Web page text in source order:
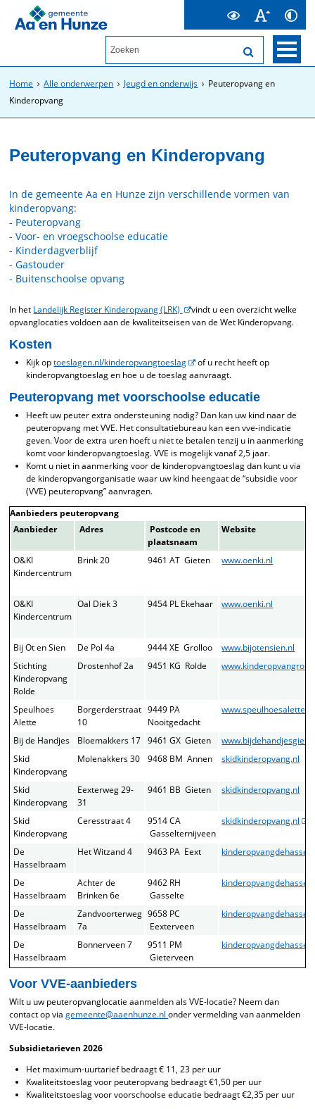
Home Alle onderwerpen Jeugd en onderwijs
Peuteropvang en
Kinderopvang
Peuteropvang en Kinderopvang
In de gemeente Aa en Hunze zijn verschillende vormen van
kinderopvang:
- Peuteropvang
- Voor- en vroegschoolse educatie
- Kinderdagverblijf
- Gastouder
- Buitenschoolse opvang
In het Landelijk Register Kinderopvang (LRK)
vindt u een overzicht welke
opvanglocaties voldoen aan de kwaliteitseisen van de Wet Kinderopvang.
Kosten
Kijk optoeslagen.nl/kinderopvangtoeslag
of u recht heeft op
kinderopvangtoeslag en hoe u de toeslag aanvraagt.
Peuteropvang met voorschoolse educatie
Heeft uw peuter extra ondersteuning nodig? Dan kan uw kind naar de
peuteropvang met VVE. Het consultatiebureau kan een vve-indicatie
geven. Voor de extra uren hoeft u niet te betalen tenzij u in aanmerking
komt voor kinderopvangtoeslag. VVE is mogelijk vanaf 2,5 jaar.
Komt u niet in aanmerking voor de kinderopvangtoeslag dan kunt u via
de kinderopvangorganisatie waar uw kind heengaat de “subsidie voor
(VVE) peuteropvang” aanvragen.
Aanbieders peuteropvang
Aanbieder
Adres
Postcode en
plaatsnaam
Website
O&KI
Kindercentrum
Brink 20 9461 AT Gieten www.oenki.nl
O&KI
Kindercentrum
Oal Diek 3 9454 PL Ekehaar www.oenki.nl
Bij Ot en Sien De Pol 4a 9444 XE Grolloo
www.bijotensien.nl
Stichting
Kinderopvang
Rolde
Drostenhof 2a 9451 KG Rolde
Speulhoes
Alette
Borgerderstraat
10
9449 PA
Nooitgedacht
www.speulhoesalette.nl
Bij de Handjes Bloemakkers 17 9461 GX Gieten
Skid
Kinderopvang
Molenakkers 30 9468 BM Annen skidkinderopvang.nl
Skid
Kinderopvang
Eexterweg 29-
31
9461 BB Gieten skidkinderopvang.nl
Skid
Kinderopvang
Ceresstraat 4
9514 CA
Gasselternijveen
skidkinderopvang.nl
De
Hasselbraam
Het Witzand 4 9463 PA Eext
De
Hasselbraam
Achter de
Brinken 6e
9462 RH
Gasselte
De
Hasselbraam
Zandvoorterweg
7a
9658 PC
Eexterveen
De
Hasselbraam
Bonnerveen 7
9511 PM
Gieterveen
Voor VVE-aanbieders
Wilt u uw peuteropvanglocatie aanmelden als VVE-locatie? Neem dan
contact op viagemeente@aaenhunze.nlonder vermelding van aanmelden
VVE-locatie.
Subsidietarieven 2026
Het maximum-uurtarief bedraagt € 11, 23 per uur
Kwaliteitstoeslag voor peuteropvang bedraagt €1,50 per uur
Kwaliteitstoeslag voor voorschoolse educatie bedraagt €2,35 per uur